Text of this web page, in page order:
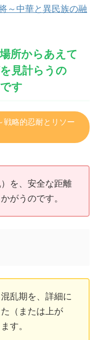
～中華と異民族の融
所からあえて
見計らうの
す
戦略的忍耐とリソー
を、安全な距離
がうのです。
乱期を、詳細に
（または上が
す。